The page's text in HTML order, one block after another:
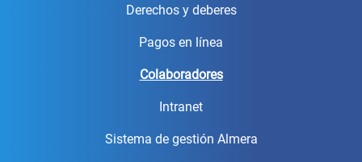
Derechos y deberes
Pagos en línea
Colaboradores
Intranet
Sistema de gestión Almera